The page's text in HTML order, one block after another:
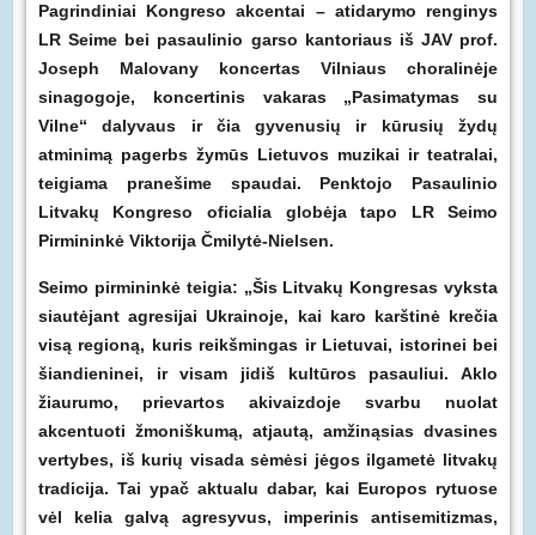
Pagrindiniai Kongreso akcentai – atidarymo renginys
LR Seime bei pasaulinio garso kantoriaus iš JAV prof.
Joseph Malovany koncertas Vilniaus choralinėje
sinagogoje, koncertinis vakaras „Pasimatymas su
Vilne“ dalyvaus ir čia gyvenusių ir kūrusių žydų
atminimą pagerbs žymūs Lietuvos muzikai ir teatralai,
teigiama pranešime spaudai. Penktojo Pasaulinio
Litvakų Kongreso oficialia globėja tapo LR Seimo
Pirmininkė Viktorija Čmilytė-Nielsen.
Seimo pirmininkė teigia: „Šis Litvakų Kongresas vyksta
siautėjant agresijai Ukrainoje, kai karo karštinė krečia
visą regioną, kuris reikšmingas ir Lietuvai, istorinei bei
šiandieninei, ir visam jidiš kultūros pasauliui. Aklo
žiaurumo, prievartos akivaizdoje svarbu nuolat
akcentuoti žmoniškumą, atjautą, amžinąsias dvasines
vertybes, iš kurių visada sėmėsi jėgos ilgametė litvakų
tradicija. Tai ypač aktualu dabar, kai Europos rytuose
vėl kelia galvą agresyvus, imperinis antisemitizmas,